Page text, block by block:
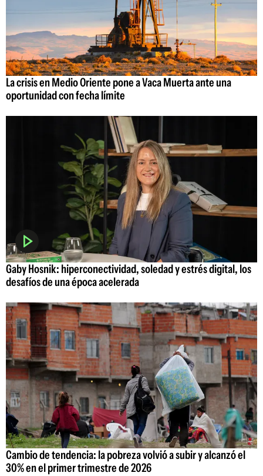
La crisis en Medio Oriente pone a Vaca Muerta ante una
oportunidad con fecha límite
Gaby Hosnik: hiperconectividad, soledad y estrés digital, los
desafíos de una época acelerada
Cambio de tendencia: la pobreza volvió a subir y alcanzó el
30% en el primer trimestre de 2026